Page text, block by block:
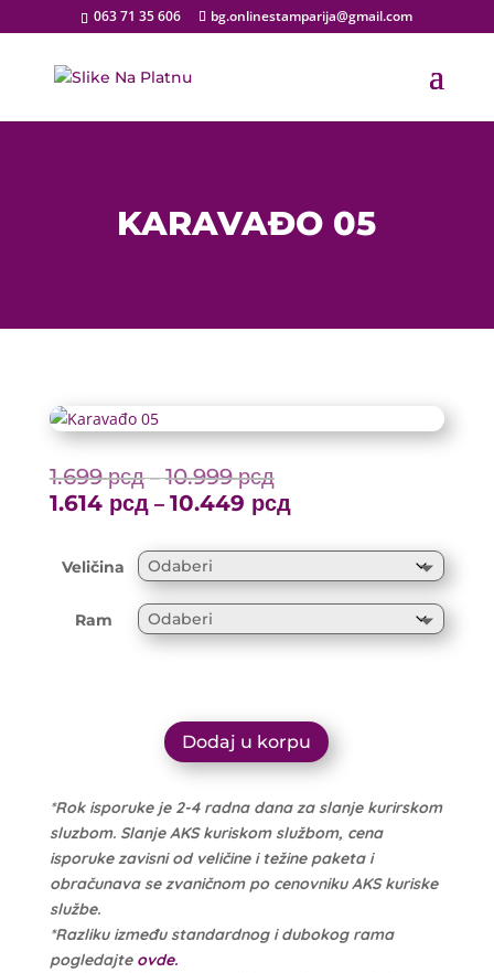
063 71 35 606 bg.onlinestamparija@gmail.com
KARAVAĐO 05
1.699рсд – 10.999рсдPrice
range:
through
10.999 рсд
1.614 рсд – 10.449 рсд
1.614 рсд
through
10.449 рсд
Veličina
Ram
Dodaj u korpu
*Rok isporuke je 2-4 radna dana za slanje kurirskom
sluzbom. Slanje AKS kuriskom službom, cena
isporuke zavisni od veličine i težine paketa i
obračunava se zvaničnom po cenovniku AKS kuriske
službe.
*Razliku između standardnog i dubokog rama
pogledajte ovde.